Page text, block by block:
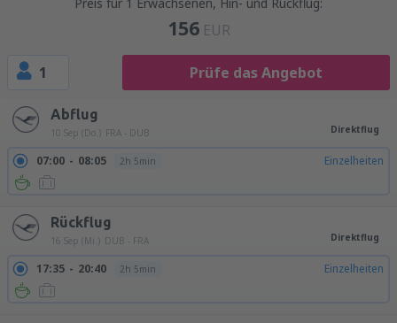
156 EUR
1 Prüfe das Angebot
Abflug
10 Sep (Do.) FRA - DUB Direktflug
07:00 08:05 2h 5min Einzelheiten
Rückflug
16 Sep (Mi.) DUB - FRA Direktflug
17:35 20:40 2h 5min Einzelheiten